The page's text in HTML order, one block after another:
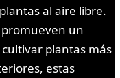
al aire libre.
promueven un
plantas más
estas